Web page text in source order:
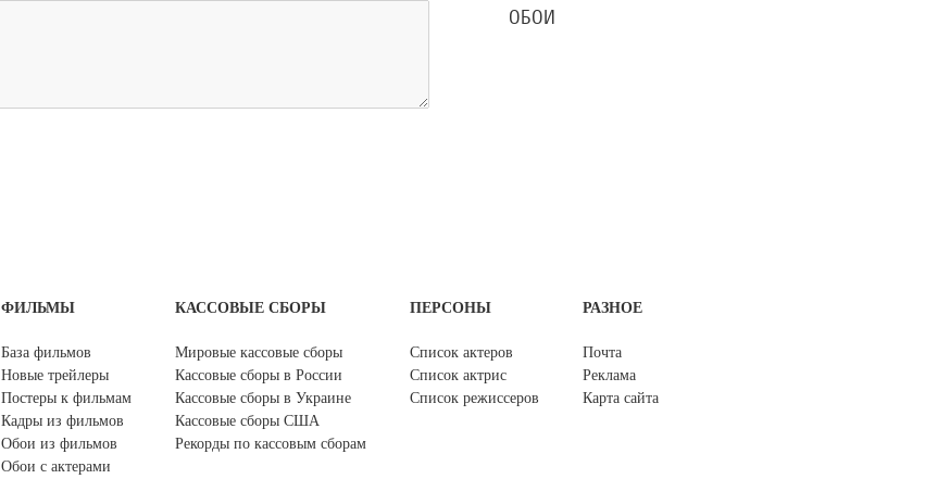
ОБОИ
ФИЛЬМЫ
База фильмов
Новые трейлеры
Постеры к фильмам
Кадры из фильмов
Обои из фильмов
Обои с актерами
КАССОВЫЕ СБОРЫ
Мировые кассовые сборы
Кассовые сборы в России
Кассовые сборы в Украине
Кассовые сборы США
Рекорды по кассовым сборам
ПЕРСОНЫ
Список актеров
Список актрис
Список режиссеров
РАЗНОЕ
Почта
Реклама
Карта сайта